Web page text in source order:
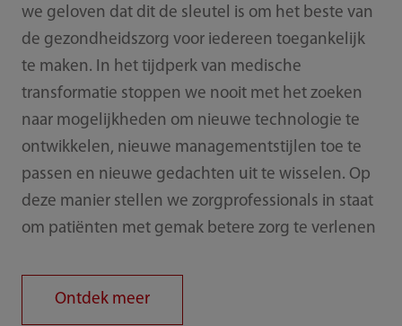
we geloven dat dit de sleutel is om het beste van
de gezondheidszorg voor iedereen toegankelijk
te maken. In het tijdperk van medische
transformatie stoppen we nooit met het zoeken
naar mogelijkheden om nieuwe technologie te
ontwikkelen, nieuwe managementstijlen toe te
passen en nieuwe gedachten uit te wisselen. Op
deze manier stellen we zorgprofessionals in staat
om patiënten met gemak betere zorg te verlenen
Ontdek meer